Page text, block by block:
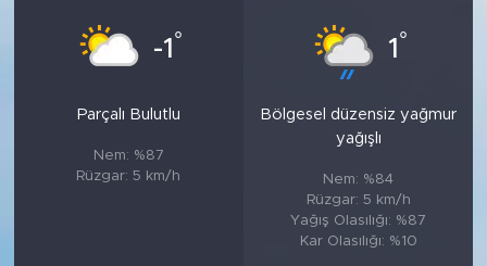
-1 °
Parçalı Bulutlu
Nem: %87
Rüzgar: 5 km/h
1 °
Bölgesel düzensiz yağmur
yağışlı
Nem: %84
Rüzgar: 5 km/h
Yağış Olasılığı: %87
Kar Olasılığı: %10